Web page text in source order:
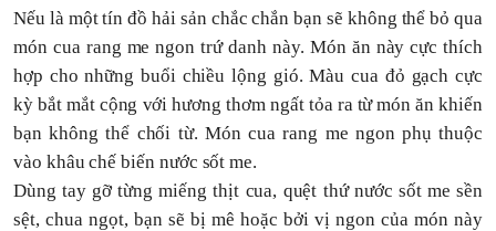
Nếu là một tín đồ hải sản chắc chắn bạn sẽ không thể bỏ qua
món cua rang me ngon trứ danh này. Món ăn này cực thích
hợp cho những buổi chiều lộng gió. Màu cua đỏ gạch cực
kỳ bắt mắt cộng với hương thơm ngất tỏa ra từ món ăn khiến
bạn không thể chối từ. Món cua rang me ngon phụ thuộc
vào khâu chế biến nước sốt me.
Dùng tay gỡ từng miếng thịt cua, quệt thứ nước sốt me sền
sệt, chua ngọt, bạn sẽ bị mê hoặc bởi vị ngon của món này